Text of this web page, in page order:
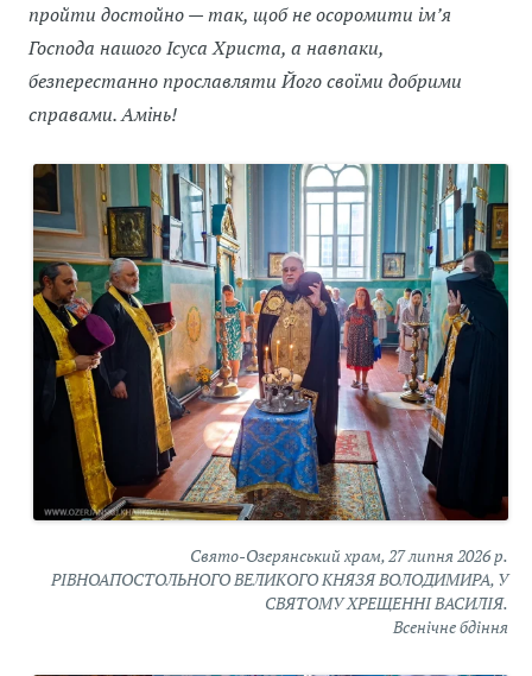
пройти достойно — так, щоб не осоромити ім’я
Господа нашого Ісуса Христа, а навпаки,
безперестанно прославляти Його своїми добрими
справами. Амінь!
Свято-Озерянський храм, 27 липня 2026 р.
РІВНОАПОСТОЛЬНОГО ВЕЛИКОГО КНЯЗЯ ВОЛОДИМИРА, У
СВЯТОМУ ХРЕЩЕННІ ВАСИЛІЯ.
Всенічне бдіння